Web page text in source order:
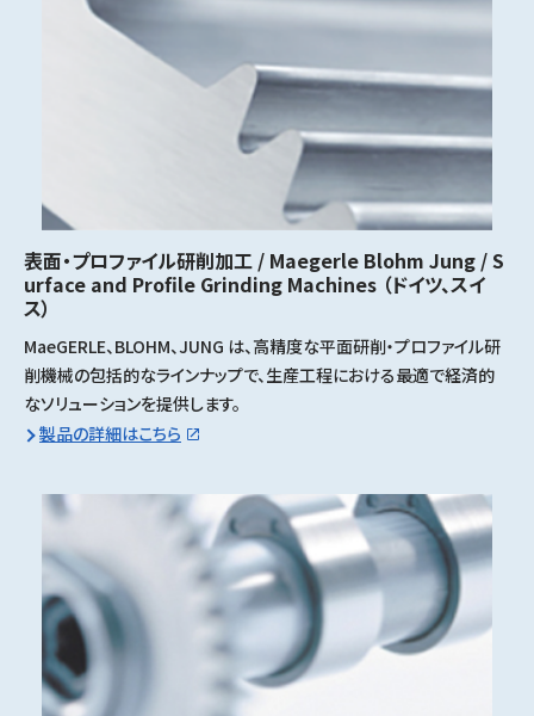
表面・プロファイル研削加工 / Maegerle Blohm Jung / S
urface and Profile Grinding Machines （ドイツ、スイ
ス）
MaeGERLE、BLOHM、JUNG は、高精度な平面研削・プロファイル研
削機械の包括的なラインナップで、生産工程における最適で経済的
なソリューションを提供します。
製品の詳細はこちら